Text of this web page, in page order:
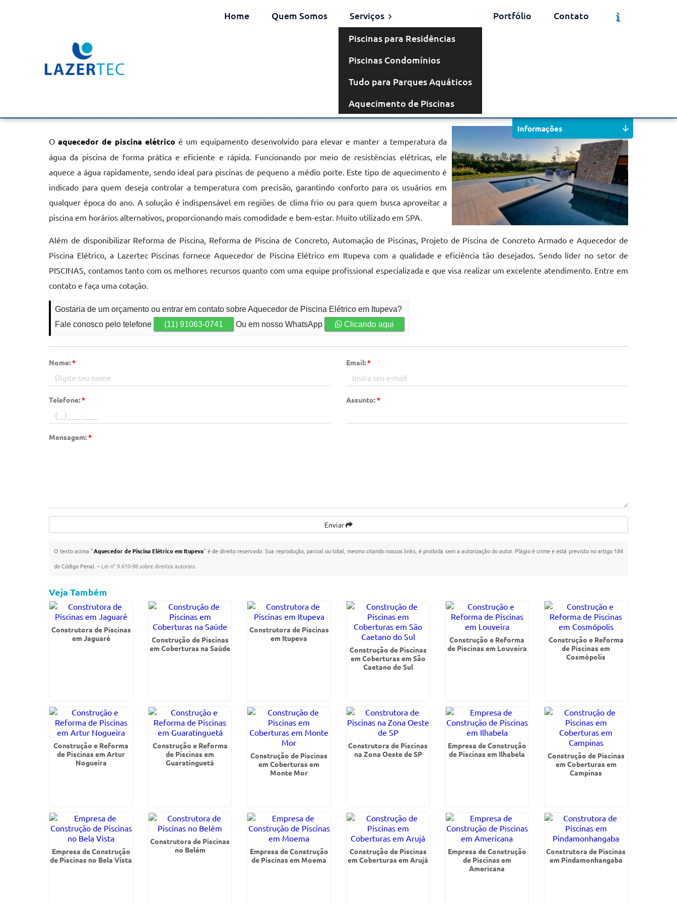
Home Quem Somos
Serviços
Piscinas para Residências
Piscinas Condomínios
Tudo para Parques Aquáticos
Aquecimento de Piscinas
Portfólio Contato
Aquecedor de Piscina Elétrico em
Solicite um Orçamento
Oaquecedor de piscina elétrico é um equipamento desenvolvido para elevar e manter a temperatura da
água da piscina de forma prática e eficiente e rápida. Funcionando por meio de resistências elétricas, ele
aquece a água rapidamente, sendo ideal para piscinas de pequeno a médio porte. Este tipo de aquecimento é
indicado para quem deseja controlar a temperatura com precisão, garantindo conforto para os usuários em
qualquer época do ano. A solução é indispensável em regiões de clima frio ou para quem busca aproveitar a
piscina em horários alternativos, proporcionando mais comodidade e bem-estar. Muito utilizado em SPA.
Além de disponibilizar Reforma de Piscina, Reforma de Piscina de Concreto, Automação de Piscinas, Projeto de Piscina de Concreto Armado e Aquecedor de
Piscina Elétrico, a Lazertec Piscinas fornece Aquecedor de Piscina Elétrico em Itupeva com a qualidade e eficiência tão desejados. Sendo líder no setor de
PISCINAS, contamos tanto com os melhores recursos quanto com uma equipe profissional especializada e que visa realizar um excelente atendimento. Entre em
contato e faça uma cotação.
Gostaria de um orçamento ou entrar em contato sobre Aquecedor de Piscina Elétrico em Itupeva?
Fale conosco pelo telefone
(11) 91063-0741 Ou em nosso WhatsApp Clicando aqui
Nome:* Email:*
Telefone:* Assunto:*
Mensagem:*
Enviar
O texto acima "Aquecedor de Piscina Elétrico em Itupeva" é de direito reservado. Sua reprodução, parcial ou total, mesmo citando nossos links, é proibida sem a autorização do autor. Plágio é crime e está previsto no artigo 184
do Código Penal. –Lei n° 9.610-98 sobre direitos autorais
Informações
Veja Também
Construtora de Piscinas
em Jaguaré
Construção de Piscinas
em Coberturas na Saúde
Construtora de Piscinas
em Itupeva
Construção de Piscinas
em Coberturas em São
Caetano do Sul
Construção e Reforma
de Piscinas em Louveira
Construção e Reforma
de Piscinas em
Cosmópolis
Construção e Reforma
de Piscinas em Artur
Nogueira
Construção e Reforma
de Piscinas em
Guaratinguetá
Construção de Piscinas
em Coberturas em
Monte Mor
Construtora de Piscinas
na Zona Oeste de SP
Empresa de Construção
de Piscinas em Ilhabela
Construção de Piscinas
em Coberturas em
Campinas
Empresa de Construção
de Piscinas no Bela Vista
Construtora de Piscinas
no Belém
Empresa de Construção
de Piscinas em Moema
Construção de Piscinas
em Coberturas em Arujá
Empresa de Construção
de Piscinas em
Americana
Construtora de Piscinas
em Pindamonhangaba